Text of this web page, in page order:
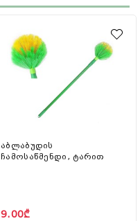
აბლაბუდის
ჩამოსაწმენდი, ტარით
9.00₾